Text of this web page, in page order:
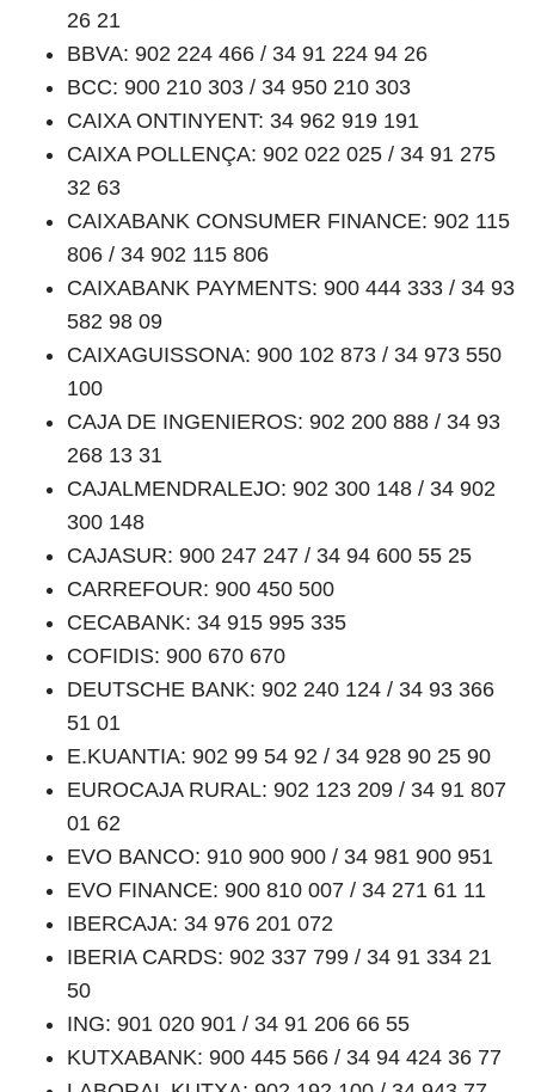
26 21
BBVA: 902 224 466 / 34 91 224 94 26
BCC: 900 210 303 / 34 950 210 303
CAIXA ONTINYENT: 34 962 919 191
CAIXA POLLENÇA: 902 022 025 / 34 91 275
32 63
CAIXABANK CONSUMER FINANCE: 902 115
806 / 34 902 115 806
CAIXABANK PAYMENTS: 900 444 333 / 34 93
582 98 09
CAIXAGUISSONA: 900 102 873 / 34 973 550
100
CAJA DE INGENIEROS: 902 200 888 / 34 93
268 13 31
CAJALMENDRALEJO: 902 300 148 / 34 902
300 148
CAJASUR: 900 247 247 / 34 94 600 55 25
CARREFOUR: 900 450 500
CECABANK: 34 915 995 335
COFIDIS: 900 670 670
DEUTSCHE BANK: 902 240 124 / 34 93 366
51 01
E.KUANTIA: 902 99 54 92 / 34 928 90 25 90
EUROCAJA RURAL: 902 123 209 / 34 91 807
01 62
EVO BANCO: 910 900 900 / 34 981 900 951
EVO FINANCE: 900 810 007 / 34 271 61 11
IBERCAJA: 34 976 201 072
IBERIA CARDS: 902 337 799 / 34 91 334 21
50
ING: 901 020 901 / 34 91 206 66 55
KUTXABANK: 900 445 566 / 34 94 424 36 77